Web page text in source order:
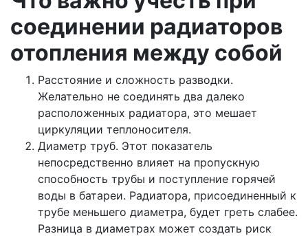
соединении радиаторов
отопления между собой
Расстояние и сложность разводки.
Желательно не соединять два далеко
расположенных радиатора, это мешает
циркуляции теплоносителя.
Диаметр труб. Этот показатель
непосредственно влияет на пропускную
способность трубы и поступление горячей
воды в батареи. Радиатора, присоединенный к
трубе меньшего диаметра, будет греть слабее.
Разница в диаметрах может создать риск